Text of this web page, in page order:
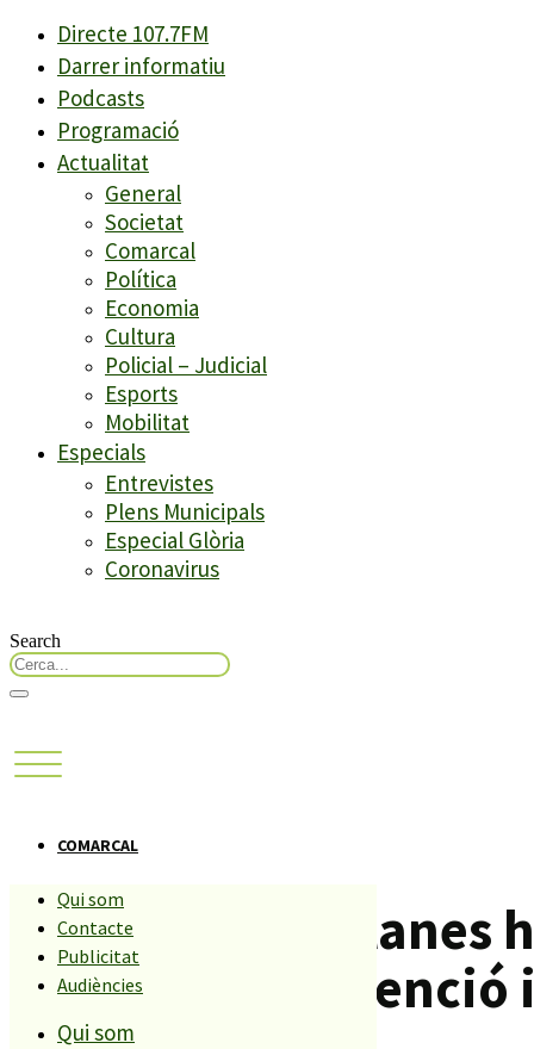
Directe 107.7FM
Darrer informatiu
Podcasts
Programació
Actualitat
General
Societat
Comarcal
Política
Economia
Cultura
Policial – Judicial
Esports
Mobilitat
Especials
Entrevistes
Plens Municipals
Especial Glòria
Coronavirus
Search
Qui som
Contacte
Publicitat
Audiències
Qui som
COMARCAL
La Policia de
europea de